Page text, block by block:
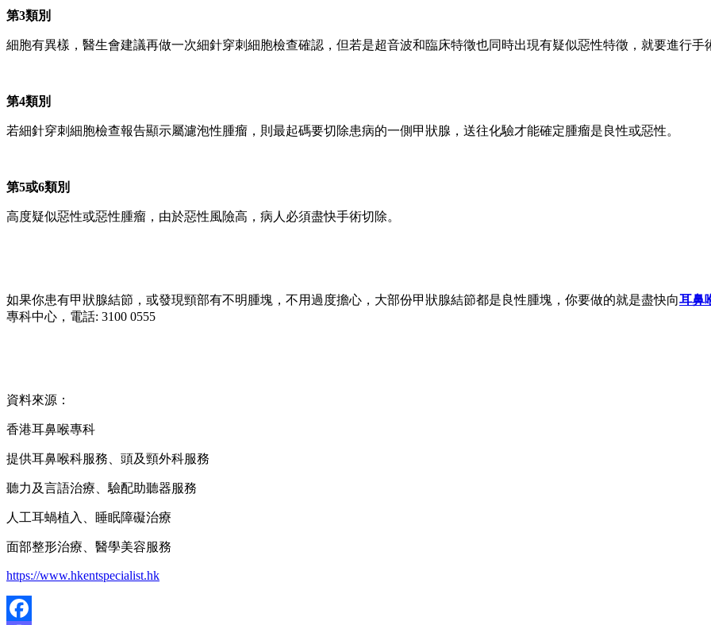
第3類別
細胞有異樣，醫生會建議再做一次細針穿刺細胞檢查確認，但若是超音波和臨床特徵也同時出現有疑似惡性特徵，就要進行手
第4類別
若細針穿刺細胞檢查報告顯示屬濾泡性腫瘤，則最起碼要切除患病的一側甲狀腺，送往化驗才能確定腫瘤是良性或惡性。
第5或6類別
高度疑似惡性或惡性腫瘤，由於惡性風險高，病人必須盡快手術切除。
如果你患有甲狀腺結節，或發現頸部有不明腫塊，不用過度擔心，大部份甲狀腺結節都是良性腫塊，你要做的就是盡快向耳鼻
專科中心，電話: 3100 0555
資料來源：
香港耳鼻喉專科
提供耳鼻喉科服務、頭及頸外科服務
聽力及言語治療、驗配助聽器服務
人工耳蝸植入、睡眠障礙治療
面部整形治療、醫學美容服務
https://www.hkentspecialist.hk